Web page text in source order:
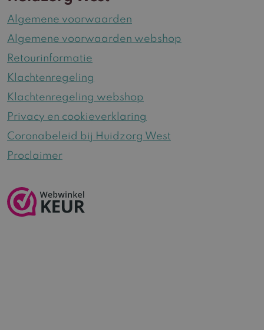
Algemene voorwaarden
Algemene voorwaarden webshop
Retourinformatie
Klachtenregeling
Klachtenregeling webshop
Privacy en cookieverklaring
Coronabeleid bij Huidzorg West
Proclaimer